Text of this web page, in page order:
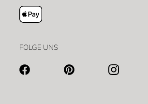
FOLGE UNS